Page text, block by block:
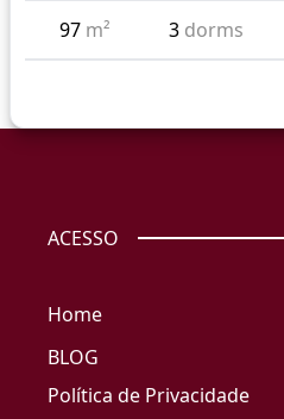
97 m² 3 dorms
ACESSO
Home
BLOG
Política de Privacidade